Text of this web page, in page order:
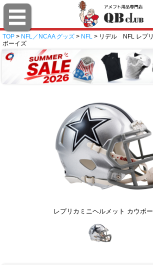
TOP > NFL／NCAA グッズ > NFL > リデル NFL レプ
ボーイズ
レプリカミニヘルメット カウボ